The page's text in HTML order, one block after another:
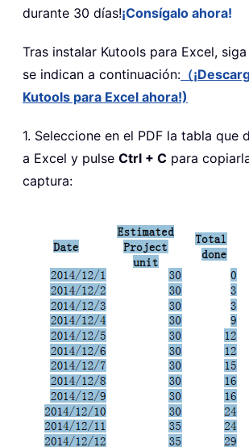
durante 30 días!¡Consígalo ahora!
Tras instalar Kutools para Excel,
se indican a continuación: （
Kutools para Excel ahora!)
1. Seleccione en el PDF la tabla que
a Excel y pulse Ctrl + C para
captura: